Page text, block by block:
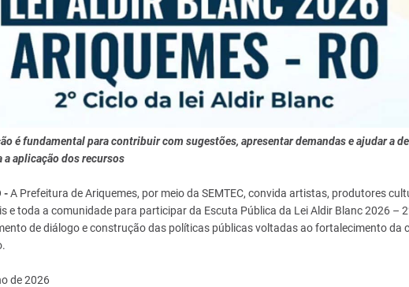
é fundamental para contribuir com sugestões, apresentar demandas e ajudar a
a aplicação dos recursos
-A Prefeitura de Ariquemes, por meio da SEMTEC, convida artistas, produtores
e toda a comunidade para participar da Escuta Pública da Lei Aldir Blanc 2026 –
de diálogo e construção das políticas públicas voltadas ao fortalecimento da
de 2026